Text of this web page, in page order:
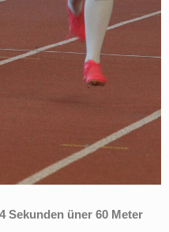
Sekunden üner 60 Meter